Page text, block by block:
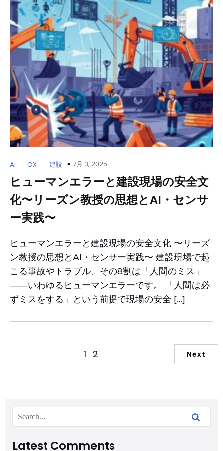
AI - DX - 建設 7月 3, 2025
ヒューマンエラーと建設現場の安全文
化〜リーズン教授の思想とAI・センサ
ー実践〜
ヒューマンエラーと建設現場の安全文化 〜リーズ
ン教授の思想とAI・センサー実践〜 建設現場で起
こる事故やトラブル、その8割は「人間のミス」
――いわゆるヒューマンエラーです。 「人間は必
ずミスをする」という前提で現場の安全 […]
1 2 Next
Latest Comments